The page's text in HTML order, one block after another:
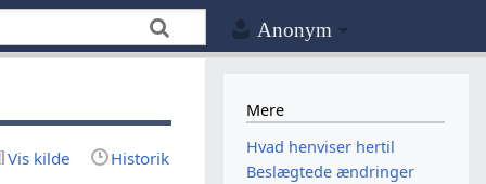
Anonym
Vis kilde Historik
Mere
Hvad henviser hertil
Beslægtede ændringer